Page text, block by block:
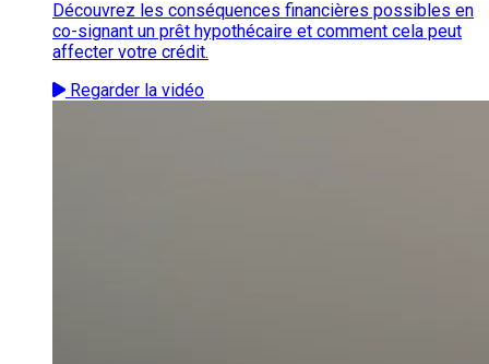
Découvrez les conséquences financières possibles en
co-signant un prêt hypothécaire et comment cela peut
affecter votre crédit.
Regarder la vidéo